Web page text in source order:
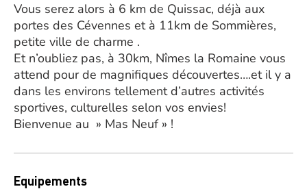
Vous serez alors à 6 km de Quissac, déjà aux
portes des Cévennes et à 11km de Sommières,
petite ville de charme .
Et n’oubliez pas, à 30km, Nîmes la Romaine vous
attend pour de magnifiques découvertes….et il y a
dans les environs tellement d’autres activités
sportives, culturelles selon vos envies!
Bienvenue au » Mas Neuf » !
Equipements